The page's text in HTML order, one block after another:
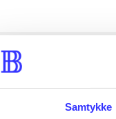
Samtykke